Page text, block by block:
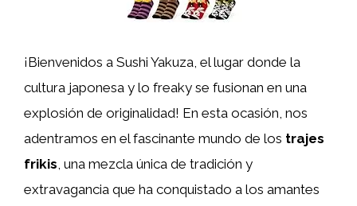
¡Bienvenidos a Sushi Yakuza, el lugar donde la
cultura japonesa y lo freaky se fusionan en una
explosión de originalidad! En esta ocasión, nos
adentramos en el fascinante mundo de los trajes
frikis, una mezcla única de tradición y
extravagancia que ha conquistado a los amantes